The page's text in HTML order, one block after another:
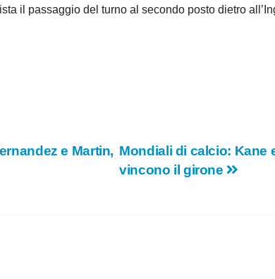
il passaggio del turno al secondo posto dietro
Mondiali di calcio: Kane
vincono il girone
e Martin,